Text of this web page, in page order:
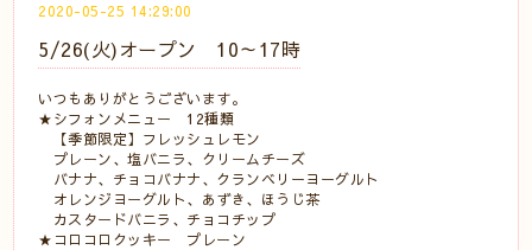
2020-05-25 14:29:00
5/26(火)オープン 10～17時
いつもありがとうございます。
★シフォンメニュー 12種類
【季節限定】フレッシュレモン
プレーン、塩バニラ、クリームチーズ
バナナ、チョコバナナ、クランベリーヨーグルト
オレンジヨーグルト、あずき、ほうじ茶
カスタードバニラ、チョコチップ
★コロコロクッキー プレーン